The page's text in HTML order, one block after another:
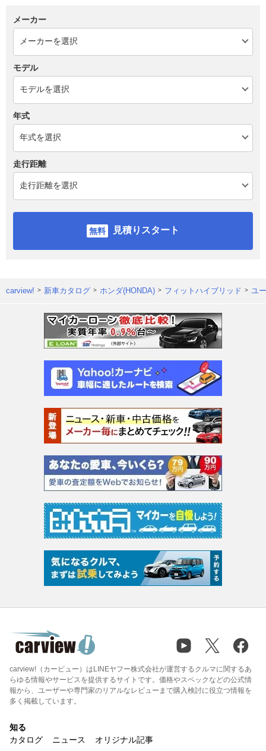
メーカー
モデル
年式
走行距離
見積りスタート
carview! 新車カタログ ホンダ(HONDA) フィットハイブリッド ユ
carview!（カービュー）はLINEヤフー株式会社が運営するクルマに関するあ
らゆる情報やサービスを提供するサイトです。価格やスペックなどの公式情
報から、ユーザーや専門家のリアルなレビューまで購入検討に役立つ情報を
多く掲載しています。
知る
カタログ
ニュース オリジナル記事